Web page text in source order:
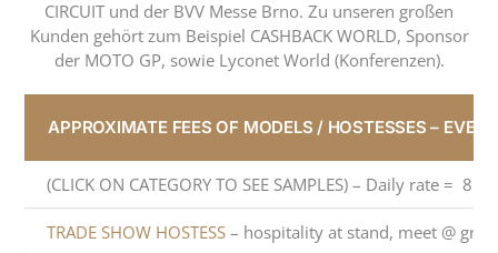
CIRCUIT und der BVV Messe Brno. Zu unseren großen
Kunden gehört zum Beispiel CASHBACK WORLD, Sponsor
der MOTO GP, sowie Lyconet World (Konferenzen).
APPROXIMATE FEES OF MODELS / HOSTESSES –
(CLICK ON CATEGORY TO SEE SAMPLES) – Daily rate = 8
TRADE SHOW HOSTESS– hospitality at stand, meet @